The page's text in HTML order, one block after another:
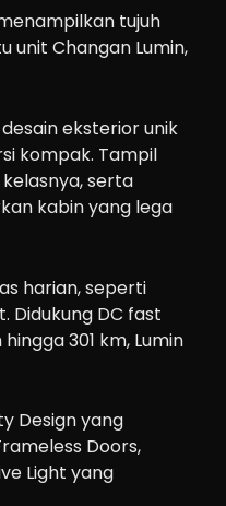
tujuh
unit Changan Lumin,
eksterior unik
kompak. Tampil
serta
kabin yang lega
harian, seperti
Didukung DC fast
301 km, Lumin
Design yang
Doors,
Light yang